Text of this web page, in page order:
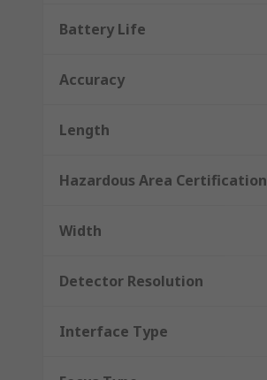
Battery Life
Accuracy
Length
Hazardous Area Certification
Width
Detector Resolution
Interface Type